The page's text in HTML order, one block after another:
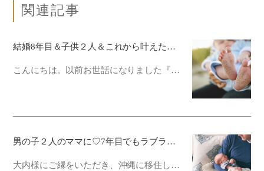
関連記事
結婚8年目＆子供２人＆これから叶えたい夢もある幸せな毎日♡あの時一瞬で人生が大きく変わった！
こんにちは。以前お世話になりました『…
男の子２人のママに♡7年目でもラブラブ♡私の幸せ習慣と秘訣 in 沖縄♡
大内様にご縁をいただき、沖縄に移住し…